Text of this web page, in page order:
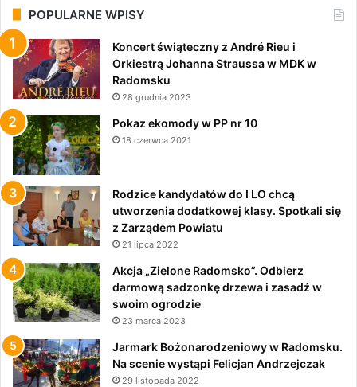
POPULARNE WPISY
Koncert świąteczny z André Rieu i
Orkiestrą Johanna Straussa w MDK w
Radomsku
28 grudnia 2023
Pokaz ekomody w PP nr 10
18 czerwca 2021
Rodzice kandydatów do I LO chcą
utworzenia dodatkowej klasy. Spotkali się
z Zarządem Powiatu
21 lipca 2022
Akcja „Zielone Radomsko”. Odbierz
darmową sadzonkę drzewa i zasadź w
swoim ogrodzie
23 marca 2023
Jarmark Bożonarodzeniowy w Radomsku.
Na scenie wystąpi Felicjan Andrzejczak
29 listopada 2022